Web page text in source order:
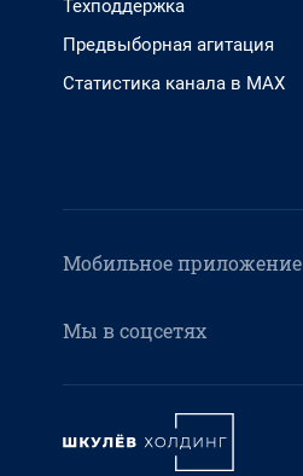
Техподдержка
Предвыборная агитация
Статистика канала в MAX
Мобильное приложение
Мы в соцсетях